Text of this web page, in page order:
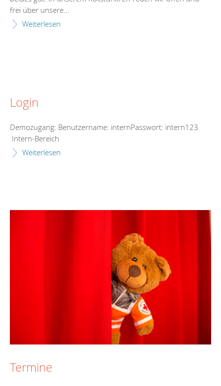
frei über unsere...
Weiterlesen
Login
Demozugang: Benutzername: internPasswort: intern123
Intern-Bereich
Weiterlesen
Termine